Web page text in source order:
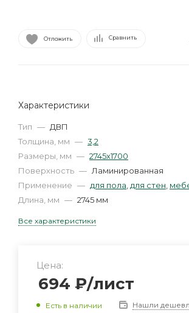
Отложить Сравнить
Характеристики
Тип — ДВП
Толщина, мм — 3,2
Размеры, мм — 2745х1700
Поверхность — Ламинированная
Применение — для пола для стен
Длина, мм — 2745 мм
Все характеристики
Цена:
694 ₽/лист
Есть в наличии Нашли